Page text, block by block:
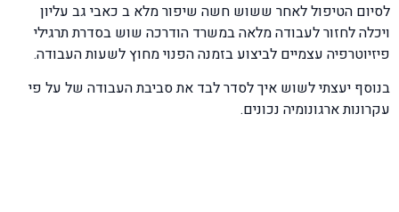
לסיום הטיפול לאחר ששוש חשה שיפור מלא ב כאבי גב עליון
ויכלה לחזור לעבודה מלאה במשרד הודרכה שוש בסדרת תרגילי
פיזיוטרפיה עצמיים לביצוע בזמנה הפנוי מחוץ לשעות העבודה.
בנוסף יעצתי לשוש איך לסדר לבד את סביבת העבודה של על פי
עקרונות ארגונומיה נכונים.